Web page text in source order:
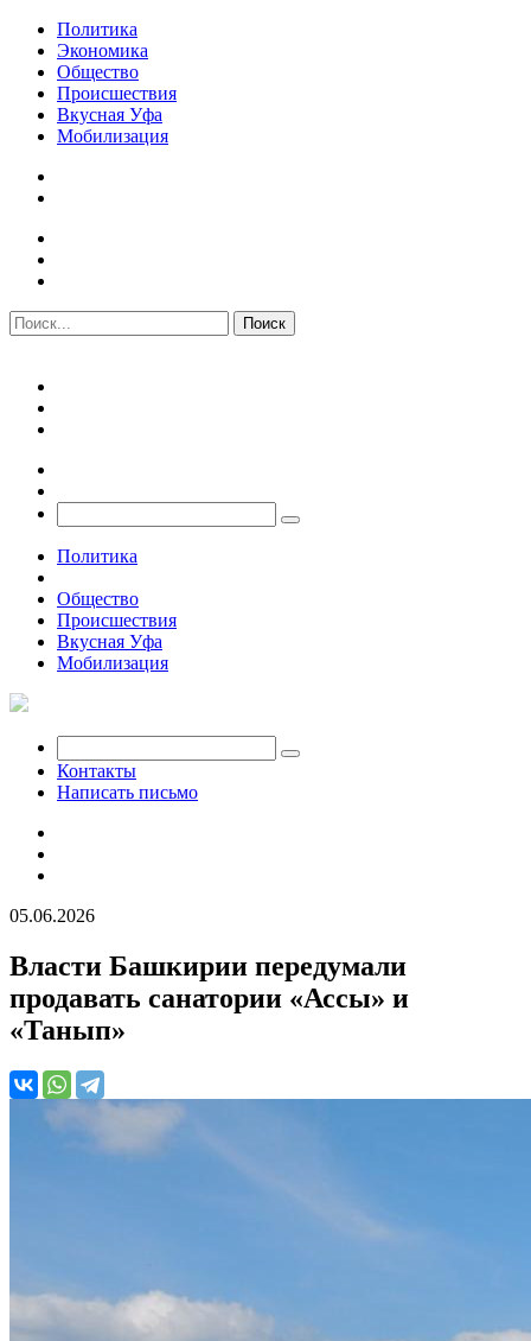
Политика
Экономика
Общество
Происшествия
Вкусная Уфа
Мобилизация
Политика
Общество
Происшествия
Вкусная Уфа
Мобилизация
Контакты
Написать письмо
05.06.2026
Власти Башкирии передумали
продавать санатории «Ассы» и
«Танып»